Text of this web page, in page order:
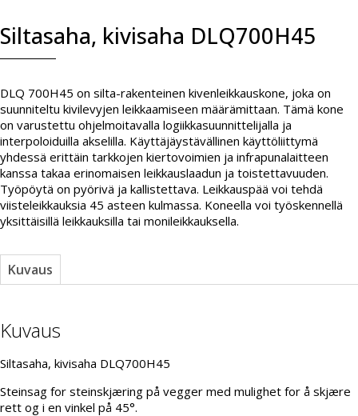
Siltasaha, kivisaha DLQ700H45
DLQ 700H45 on silta-rakenteinen kivenleikkauskone, joka on
suunniteltu kivilevyjen leikkaamiseen määrämittaan. Tämä kone
on varustettu ohjelmoitavalla logiikkasuunnittelijalla ja
interpoloiduilla akselilla. Käyttäjäystävällinen käyttöliittymä
yhdessä erittäin tarkkojen kiertovoimien ja infrapunalaitteen
kanssa takaa erinomaisen leikkauslaadun ja toistettavuuden.
Työpöytä on pyörivä ja kallistettava. Leikkauspää voi tehdä
viisteleikkauksia 45 asteen kulmassa. Koneella voi työskennellä
yksittäisillä leikkauksilla tai monileikkauksella.
Kuvaus
Kuvaus
Siltasaha, kivisaha DLQ700H45
Steinsag for steinskjæring på vegger med mulighet for å skjære
rett og i en vinkel på 45°.